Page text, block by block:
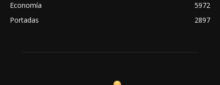
Economía
5972
Portadas
2897